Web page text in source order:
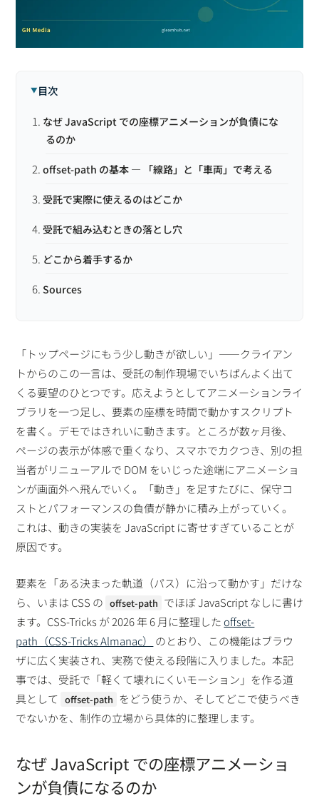
目次
なぜ JavaScript での座標アニメーションが負債にな
るのか
offset-path の基本 — 「線路」と「車両」で考える
受託で実際に使えるのはどこか
受託で組み込むときの落とし穴
どこから着手するか
Sources
「トップページにもう少し動きが欲しい」——クライアン
トからのこの一言は、受託の制作現場でいちばんよく出て
くる要望のひとつです。応えようとしてアニメーションライ
ブラリを一つ足し、要素の座標を時間で動かすスクリプト
を書く。デモではきれいに動きます。ところが数ヶ月後、
ページの表示が体感で重くなり、スマホでカクつき、別の担
当者がリニューアルで DOM をいじった途端にアニメーショ
ンが画面外へ飛んでいく。「動き」を足すたびに、保守コ
ストとパフォーマンスの負債が静かに積み上がっていく。
これは、動きの実装を JavaScript に寄せすぎていることが
原因です。
要素を「ある決まった軌道（パス）に沿って動かす」だけな
ら、いまは CSS の offset-path でほぼ JavaScript なしに書け
ます。CSS-Tricks が 2026 年 6 月に整理したoffset-
path（CSS-Tricks Almanac）
のとおり、この機能はブラウ
ザに広く実装され、実務で使える段階に入りました。本記
事では、受託で「軽くて壊れにくいモーション」を作る道
具として offset-path をどう使うか、そしてどこで使うべき
でないかを、制作の立場から具体的に整理します。
なぜ JavaScript での座標アニメーショ
ンが負債になるのか